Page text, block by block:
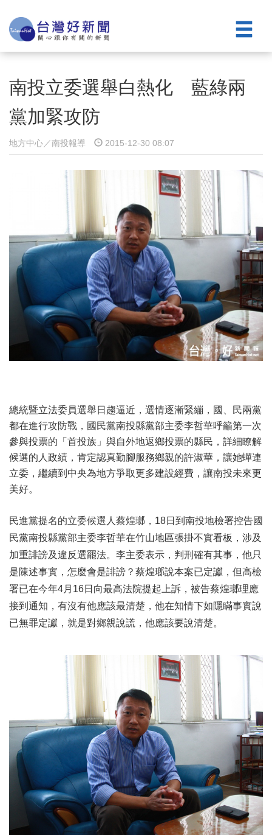
南投立委選舉白熱化 藍綠兩
黨加緊攻防
地方中心／南投報導 2015-12-30 08:07
總統暨立法委員選舉日趨逼近，選情逐漸緊繃，國、民兩黨
都在進行攻防戰，國民黨南投縣黨部主委李哲華呼籲第一次
參與投票的「首投族」與自外地返鄉投票的縣民，詳細瞭解
候選的人政績，肯定認真勤腳服務鄉親的許淑華，讓她蟬連
立委，繼續到中央為地方爭取更多建設經費，讓南投未來更
美好。
民進黨提名的立委候選人蔡煌瑯，18日到南投地檢署控告國
民黨南投縣黨部主委李哲華在竹山地區張掛不實看板，涉及
加重誹謗及違反選罷法。李主委表示，判刑確有其事，他只
是陳述事實，怎麼會是誹謗？蔡煌瑯說本案已定讞，但高檢
署已在今年4月16日向最高法院提起上訴，被告蔡煌瑯理應
接到通知，有沒有他應該最清楚，他在知情下如隱瞞事實說
已無罪定讞，就是對鄉親說謊，他應該要說清楚。